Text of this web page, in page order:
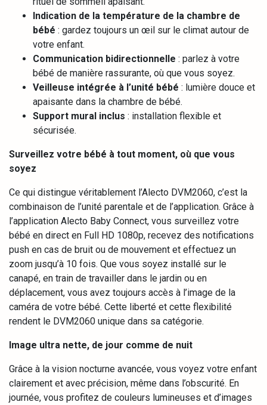
Indication de la température de la chambre de
bébé : gardez toujours un œil sur le climat autour de
votre enfant.
Communication bidirectionnelle : parlez à votre
bébé de manière rassurante, où que vous soyez.
Veilleuse intégrée à l’unité bébé : lumière douce et
apaisante dans la chambre de bébé.
Support mural inclus : installation flexible et
sécurisée.
Surveillez votre bébé à tout moment, où que vous
soyez
Ce qui distingue véritablement l’Alecto DVM2060, c’est la
combinaison de l’unité parentale et de l’application. Grâce à
l’application Alecto Baby Connect, vous surveillez votre
bébé en direct en Full HD 1080p, recevez des notifications
push en cas de bruit ou de mouvement et effectuez un
zoom jusqu’à 10 fois. Que vous soyez installé sur le
canapé, en train de travailler dans le jardin ou en
déplacement, vous avez toujours accès à l’image de la
caméra de votre bébé. Cette liberté et cette flexibilité
rendent le DVM2060 unique dans sa catégorie.
Image ultra nette, de jour comme de nuit
Grâce à la vision nocturne avancée, vous voyez votre enfant
clairement et avec précision, même dans l’obscurité. En
journée, vous profitez de couleurs lumineuses et d’images